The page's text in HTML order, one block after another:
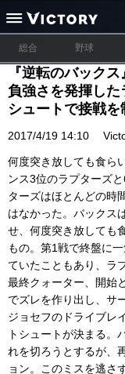
総合 野球
『逆転のバック
負強さを発揮し
シュートで接戦を
2017/4/19 14:10
何度突き放しても食ら
ンス3位のラプターズ
ターズはほとんどの時
はなかった。バックス
せ、何度突き放しても
もの。第1戦で終盤に
ていたこともあり、ラ
最終クォーター、開始
でズレを作り出し、サ
ジョセフのドライブレ
トシュートが決まる。
れを切ろうとするが、
ョン。このミスを逃さ